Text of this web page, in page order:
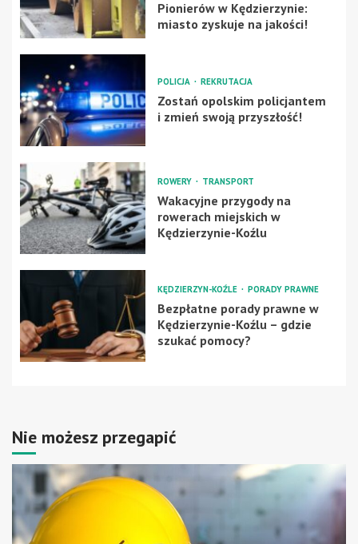
Pionierów w Kędzierzynie:
miasto zyskuje na jakości!
POLICJA REKRUTACJA
Zostań opolskim policjantem
i zmień swoją przyszłość!
ROWERY TRANSPORT
Wakacyjne przygody na
rowerach miejskich w
Kędzierzynie-Koźlu
KĘDZIERZYN-KOŹLE PORADY PRAWNE
Bezpłatne porady prawne w
Kędzierzynie-Koźlu – gdzie
szukać pomocy?
Nie możesz przegapić